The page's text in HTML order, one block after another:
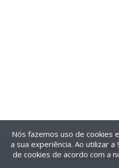
@2014-2026 99Freelas.
Termos de uso|
Nós fazemos uso de cookies
a sua experiência. Ao utilizar
de cookies de acordo com a